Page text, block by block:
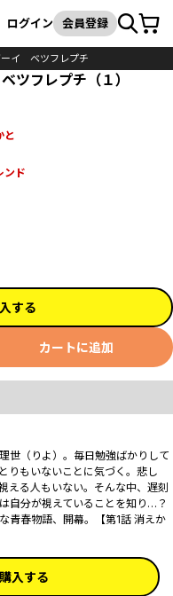
検索
ログイン 会員登録カート
ーイ ベツフレプチ
ツフレプチ（１）
と
ンド
する
カートに追加
世（りよ）。毎日勉強ばかりして
りもいないことに気づく。悲し
える人もいない。そんな中、遅刻
自分が視えていることを知り…？
青春物語、開幕。【第1話 消えか
入する